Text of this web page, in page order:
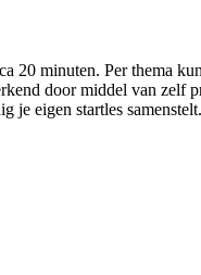
20 minuten. Per thema
door middel van zelf
je eigen startles samenstelt.